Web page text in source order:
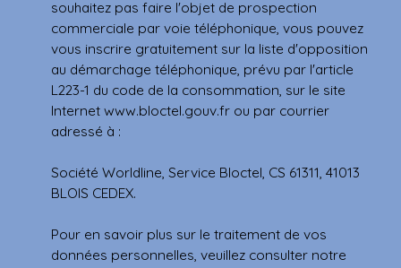
souhaitez pas faire l'objet de prospection
commerciale par voie téléphonique, vous pouvez
vous inscrire gratuitement sur la liste d'opposition
au démarchage téléphonique, prévu par l'article
L223-1 du code de la consommation, sur le site
Internet www.bloctel.gouv.fr ou par courrier
adressé à :
Société Worldline, Service Bloctel, CS 61311, 41013
BLOIS CEDEX.
Pour en savoir plus sur le traitement de vos
données personnelles, veuillez consulter notre